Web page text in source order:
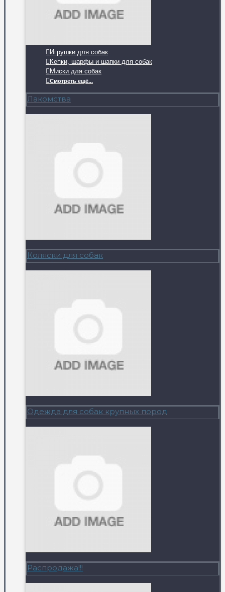
Игрушки для собак
Кепки, шарфы и шапки для собак
Миски для собак
Смотреть ещё...
Лакомства
Коляски для собак
Одежда для собак крупных пород
Распродажа!!!